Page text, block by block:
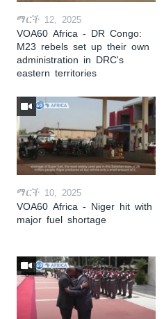
ማርች 12, 2025
VOA60 Africa - DR Congo:
M23 rebels set up their own
administration in DRC's
eastern territories
ማርች 10, 2025
VOA60 Africa - Niger hit with
major fuel shortage